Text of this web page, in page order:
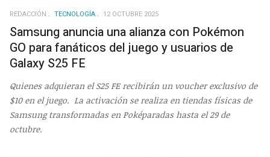
REDACCIÓN TECNOLOGÍA 12 OCTUBRE 2025
Samsung anuncia una alianza con Pokémon
GO para fanáticos del juego y usuarios de
Galaxy S25 FE
Quienes adquieran el S25 FE recibirán un voucher exclusivo de
$10 en el juego. La activación se realiza en tiendas físicas de
Samsung transformadas en Poképaradas hasta el 29 de
octubre.